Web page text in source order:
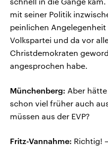
mit seiner Politik
peinlichen
Volkspartei und da vor
Christdemokraten
angesprochen habe.
Münchenberg: Aber
schon viel früher auch
müssen aus der EVP?
Fritz-Vannahme: Richtig!